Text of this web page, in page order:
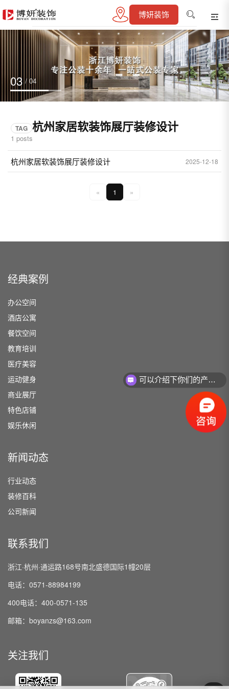
博妍装饰
03 / 04
TAG 杭州家居软装饰展厅装修设计
1 posts
杭州家居软装饰展厅装修设计 2025-12-18
« 1 »
经典案例
办公空间
酒店公寓
餐饮空间
教育培训
医疗美容
运动健身
商业展厅
特色店铺
娱乐休闲
新闻动态
行业动态
装修百科
公司新闻
联系我们
浙江·杭州·通运路168号南北盛德国际1幢20层
电话：0571-88984199
400电话：400-0571-135
邮箱：boyanzs@163.com
关注我们
可以介绍下你们的产品么？